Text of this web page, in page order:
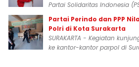
Partai Solidaritas Indonesia
Partai Perindo dan PPP
Polri di Kota Surakarta
SURAKARTA - Kegiatan
ke kantor-kantor parpol di